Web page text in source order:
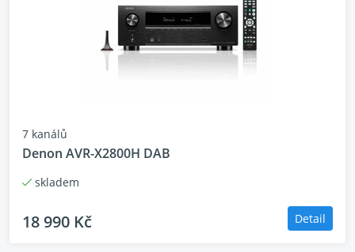
Vybroušený zvuk ze všech
Je toho více ke slyšení, než byste očekávali. Hutnější
basy a ostřejší výšky s integrovaným audio
Nepotřebujete žádné další zařízení. Odhalte více
7 kanálů
Denon AVR-X2800H DAB
skladem
18 990 Kč Detail